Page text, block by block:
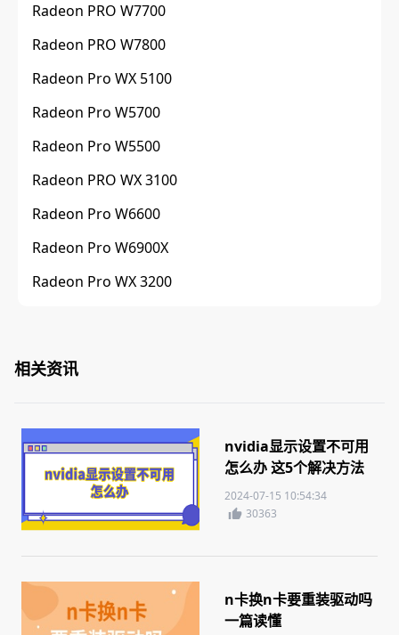
Radeon PRO W7700
Radeon PRO W7800
Radeon Pro WX 5100
Radeon Pro W5700
Radeon Pro W5500
Radeon PRO WX 3100
Radeon Pro W6600
Radeon Pro W6900X
Radeon Pro WX 3200
相关资讯
nvidia显示设置不可用
怎么办 这5个解决方法
你需要知道
2024-07-15 10:54:34
30363
n卡换n卡要重装驱动吗
一篇读懂